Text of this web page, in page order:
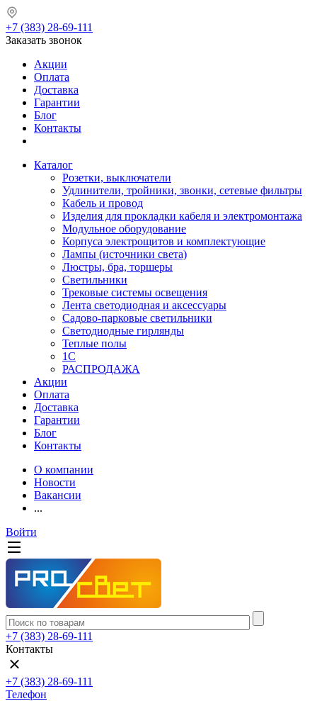
+7 (383) 28-69-111
Заказать звонок
Акции
Оплата
Доставка
Гарантии
Блог
Контакты
Каталог
Розетки, выключатели
Удлинители, тройники, звонки, сетевые фильтры
Кабель и провод
Изделия для прокладки кабеля и электромонтажа
Модульное оборудование
Корпуса электрощитов и комплектующие
Лампы (источники света)
Люстры, бра, торшеры
Светильники
Трековые системы освещения
Лента светодиодная и аксессуары
Садово-парковые светильники
Светодиодные гирлянды
Теплые полы
1С
РАСПРОДАЖА
Акции
Оплата
Доставка
Гарантии
Блог
Контакты
О компании
Новости
Вакансии
...
Войти
+7 (383) 28-69-111
Контакты
+7 (383) 28-69-111
Телефон